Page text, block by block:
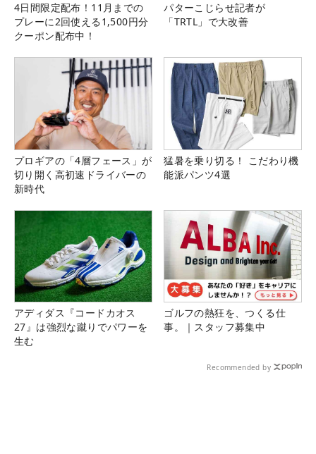
4日間限定配布！11月までの
プレーに2回使える1,500円分
クーポン配布中！
パターこじらせ記者が
「TRTL」で大改善
プロギアの「4層フェース」が
切り開く高初速ドライバーの
新時代
猛暑を乗り切る！ こだわり機
能派パンツ4選
アディダス『コードカオス
27』は強烈な蹴りでパワーを
生む
ゴルフの熱狂を、つくる仕
事。｜スタッフ募集中
Recommended by